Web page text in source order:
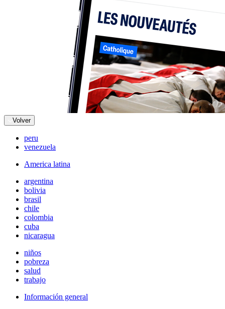
Volver
peru
venezuela
America latina
argentina
bolivia
brasil
chile
colombia
cuba
nicaragua
niños
pobreza
salud
trabajo
Información general